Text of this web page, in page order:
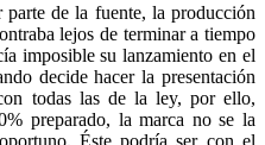
de la fuente, la producción
lejos de terminar a tiempo
imposible su lanzamiento en el
decide hacer la presentación
todas las de la ley, por ello,
preparado, la marca no se la
Éste podría ser con el